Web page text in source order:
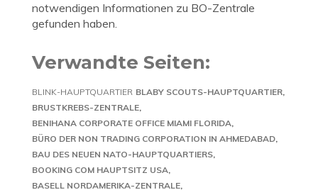
notwendigen Informationen zu BO-Zentrale
gefunden haben.
Verwandte Seiten:
BLINK-HAUPTQUARTIER BLABY SCOUTS-HAUPTQUARTIER
BRUSTKREBS-ZENTRALE
BENIHANA CORPORATE OFFICE MIAMI FLORIDA
BÜRO DER NON TRADING CORPORATION IN AHMEDABAD
BAU DES NEUEN NATO-HAUPTQUARTIERS
BOOKING COM HAUPTSITZ USA
BASELL NORDAMERIKA-ZENTRALE